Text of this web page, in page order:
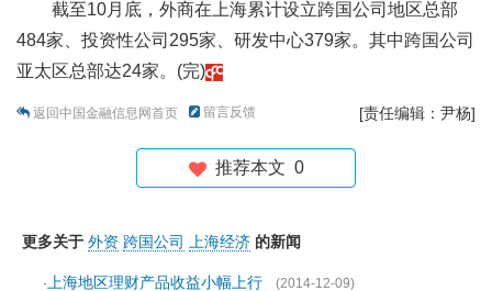
截至10月底，外商在上海累计设立跨国公司地区总部
484家、投资性公司295家、研发中心379家。其中跨国公司
亚太区总部达24家。(完)
返回中国金融信息网首页 留言反馈 [责任编辑：尹杨]
推荐本文 0
更多关于 外资 跨国公司 上海经济 的新闻
· 上海地区理财产品收益小幅上行 (2014-12-09)